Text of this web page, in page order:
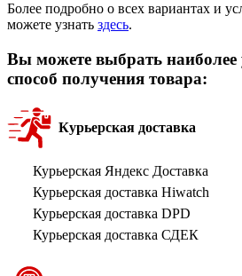
Более подробно о всех вариантах и
можете узнать здесь.
Вы можете выбрать наиболее
способ получения товара:
Курьерская доставка
Курьерская Яндекс Доставка
Курьерская доставка Hiwatch
Курьерская доставка DPD
Курьерская доставка СДЕК